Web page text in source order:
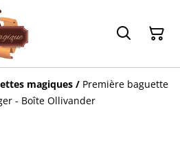
magiques / Première baguette
- Boîte Ollivander